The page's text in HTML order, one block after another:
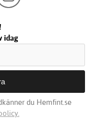
idag
du Hemfint.se